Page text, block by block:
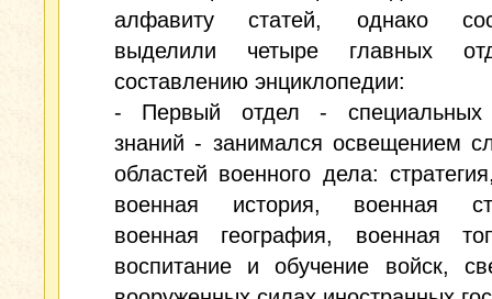
алфавиту статей, однако
выделили четыре главных
составлению энциклопедии:
- Первый отдел - специальных
знаний - занимался освещением
областей военного дела:
военная история, военная
военная география, военная
воспитание и обучение войск,